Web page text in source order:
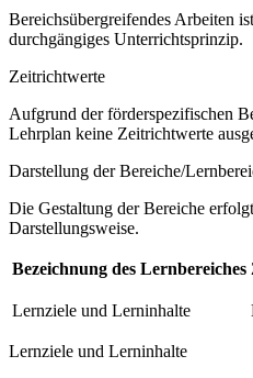
Bereichsübergreifendes Arbeiten
durchgängiges Unterrichtsprinzip.
Zeitrichtwerte
Aufgrund der förderspezifischen
Lehrplan keine Zeitrichtwerte
Darstellung der Bereiche/
Die Gestaltung der Bereiche
Darstellungsweise.
Bezeichnung des Lernbereiches
Lernziele und Lerninhalte
Lernziele und Lerninhalte